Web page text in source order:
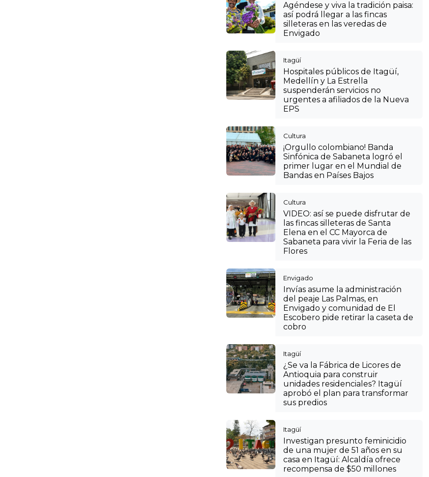
Agéndese y viva la tradición paisa:
así podrá llegar a las fincas
silleteras en las veredas de
Envigado
Itagüí
Hospitales públicos de Itagüí,
Medellín y La Estrella
suspenderán servicios no
urgentes a afiliados de la Nueva
EPS
Cultura
¡Orgullo colombiano! Banda
Sinfónica de Sabaneta logró el
primer lugar en el Mundial de
Bandas en Países Bajos
Cultura
VIDEO: así se puede disfrutar de
las fincas silleteras de Santa
Elena en el CC Mayorca de
Sabaneta para vivir la Feria de las
Flores
Envigado
Invías asume la administración
del peaje Las Palmas, en
Envigado y comunidad de El
Escobero pide retirar la caseta de
cobro
Itagüí
¿Se va la Fábrica de Licores de
Antioquia para construir
unidades residenciales? Itagüí
aprobó el plan para transformar
sus predios
Itagüí
Investigan presunto feminicidio
de una mujer de 51 años en su
casa en Itagüí: Alcaldía ofrece
recompensa de $50 millones